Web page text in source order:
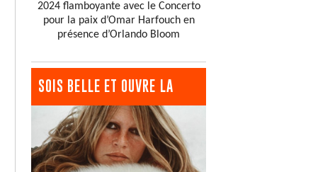
2024 flamboyante avec le Concerto
pour la paix d’Omar Harfouch en
présence d’Orlando Bloom
SOIS BELLE ET OUVRE LA